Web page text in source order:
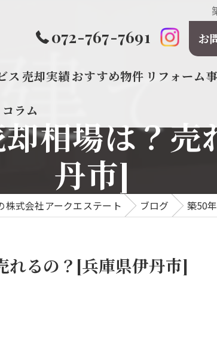
072-767-7691 お
ス 売却実績おすすめ物件 リフォーム
コラム
相場は？
丹市]
株式会社アークエステート ブログ 築50
れるの？[兵庫県伊丹市]